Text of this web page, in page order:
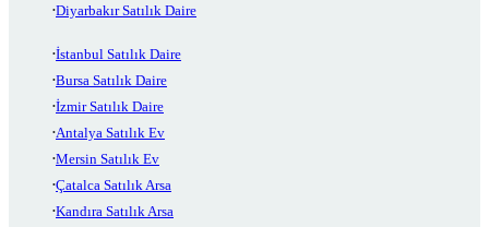
Diyarbakır Satılık Daire
İstanbul Satılık Daire
Bursa Satılık Daire
İzmir Satılık Daire
Antalya Satılık Ev
Mersin Satılık Ev
Çatalca Satılık Arsa
Kandıra Satılık Arsa